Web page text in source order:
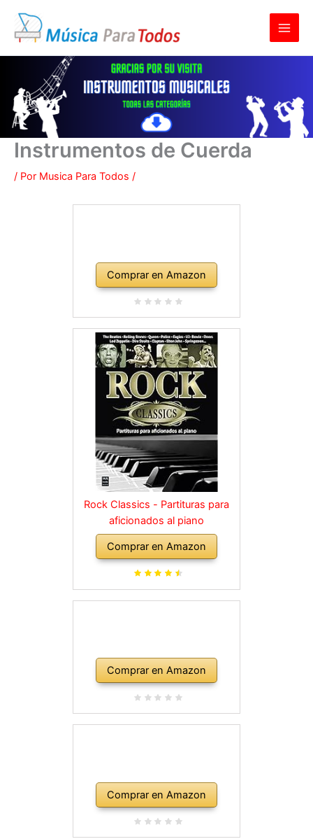
contenido
Instrumentos de Cuerda
/ Por Musica Para Todos /
Comprar en Amazon
Rock Classics - Partituras para
aficionados al piano
Comprar en Amazon
Comprar en Amazon
Comprar en Amazon